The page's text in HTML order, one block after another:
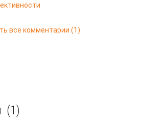
все комментарии (1)
(1)